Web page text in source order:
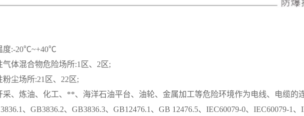
度:-20℃~+40℃
气体混合物危险场所:1区、2区;
尘场所:21区、22区;
、炼油、化工、**、海洋石油平台、油轮、金属加工等危险环境作为电线、电缆的
、GB3836.2、GB3836.3、GB12476.1、GB 12476.5、IEC60079-0、IEC60079-1、